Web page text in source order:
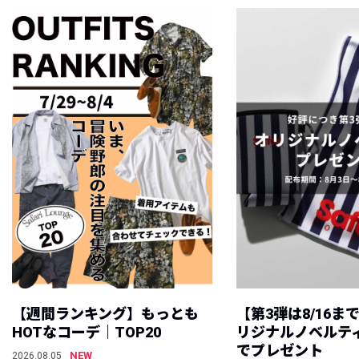
【週間ランキング】もっとも
HOTなコーデ｜TOP20
2026.08.05 NEW
【第3弾は8/16ま
リジナルノベルテ
でプレゼント